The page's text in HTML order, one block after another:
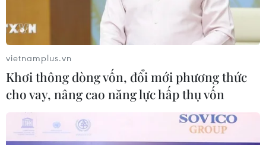
Nga, Ukraine ký thỏa thuận vận chuyển
khí đốt tới châu Âu
31/12/2019 00:33
Trong một thông điệp đăng trên mạng xã hội, Tổng
thống Ukraine Volodymyr Zelenskiy xác nhận thỏa thuận
đã được ký kết.
vietnamplus.vn
Khơi thông dòng vốn, đổi mới phương thức
cho vay, nâng cao năng lực hấp thụ vốn